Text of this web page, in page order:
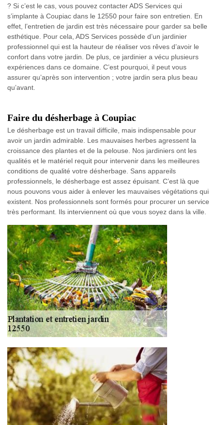
? Si c’est le cas, vous pouvez contacter ADS Services qui
s’implante à Coupiac dans le 12550 pour faire son entretien. En
effet, l’entretien de jardin est très nécessaire pour garder sa belle
esthétique. Pour cela, ADS Services possède d’un jardinier
professionnel qui est la hauteur de réaliser vos rêves d’avoir le
confort dans votre jardin. De plus, ce jardinier a vécu plusieurs
expériences dans ce domaine. C’est pourquoi, il peut vous
assurer qu’après son intervention ; votre jardin sera plus beau
qu’avant.
Faire du désherbage à Coupiac
Le désherbage est un travail difficile, mais indispensable pour
avoir un jardin admirable. Les mauvaises herbes agressent la
croissance des plantes et de la pelouse. Nos jardiniers ont les
qualités et le matériel requit pour intervenir dans les meilleures
conditions de qualité votre désherbage. Sans appareils
professionnels, le désherbage est assez épuisant. C’est là que
nous pouvons vous aider à enlever les mauvaises végétations qui
existent. Nos professionnels sont formés pour procurer un service
très performant. Ils interviennent où que vous soyez dans la ville.